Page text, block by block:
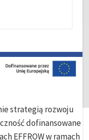
strategią rozwoju
dofinansowane
EFFROW w ramach